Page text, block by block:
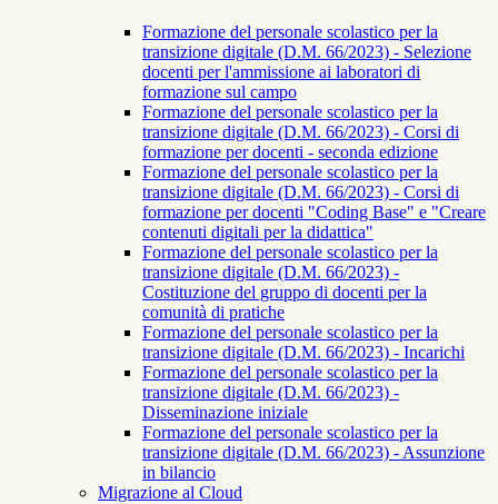
Formazione del personale scolastico per la
transizione digitale (D.M. 66/2023) - Selezione
docenti per l'ammissione ai laboratori di
formazione sul campo
Formazione del personale scolastico per la
transizione digitale (D.M. 66/2023) - Corsi di
formazione per docenti - seconda edizione
Formazione del personale scolastico per la
transizione digitale (D.M. 66/2023) - Corsi di
formazione per docenti "Coding Base" e "Creare
contenuti digitali per la didattica"
Formazione del personale scolastico per la
transizione digitale (D.M. 66/2023) -
Costituzione del gruppo di docenti per la
comunità di pratiche
Formazione del personale scolastico per la
transizione digitale (D.M. 66/2023) - Incarichi
Formazione del personale scolastico per la
transizione digitale (D.M. 66/2023) -
Disseminazione iniziale
Formazione del personale scolastico per la
transizione digitale (D.M. 66/2023) - Assunzione
in bilancio
Migrazione al Cloud